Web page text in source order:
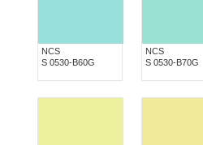
NCS
S 0530-B60G
NCS
S 0530-B70G